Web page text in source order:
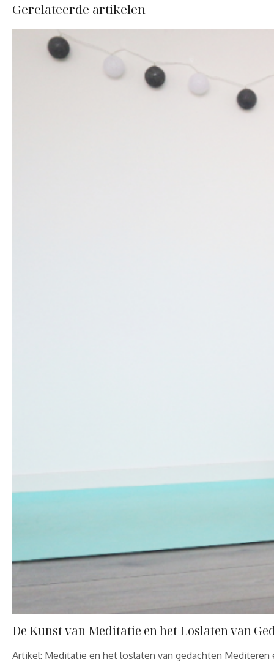
Gerelateerde artikelen
De Kunst van Meditatie en het Loslaten van
Artikel: Meditatie en het loslaten van gedachten